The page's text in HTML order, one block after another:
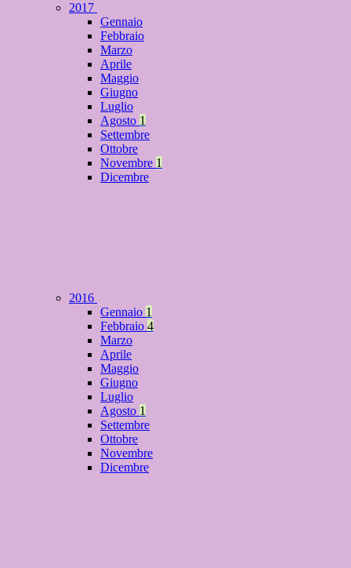
2017
Gennaio
Febbraio
Marzo
Aprile
Maggio
Giugno
Luglio
Agosto 1
Settembre
Ottobre
Novembre 1
Dicembre
2016
Gennaio 1
Febbraio 4
Marzo
Aprile
Maggio
Giugno
Luglio
Agosto 1
Settembre
Ottobre
Novembre
Dicembre